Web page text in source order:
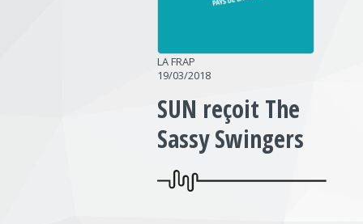
LA FRAP
19/03/2018
SUN reçoit The
Sassy Swingers